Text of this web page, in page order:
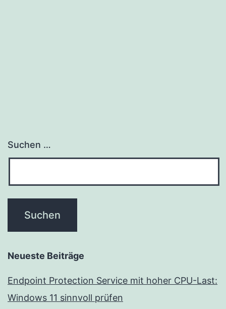
Suchen …
Neueste Beiträge
Endpoint Protection Service mit hoher CPU-Last:
Windows 11 sinnvoll prüfen